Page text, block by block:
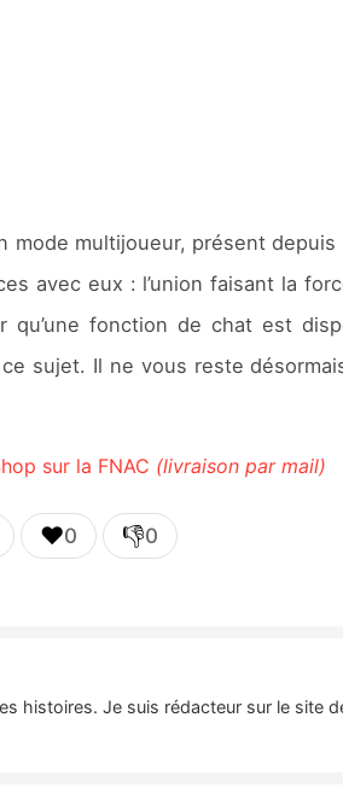
mode multijoueur, présent
avec eux : l’union faisant la
fonction de chat est
sujet. Il ne vous reste
sur la FNAC (livraison par mail)
❤️0 👎0
histoires. Je suis rédacteur sur le site